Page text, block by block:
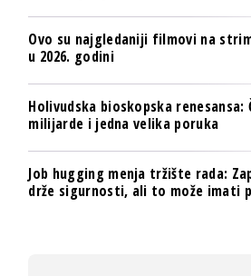
Ovo su najgledaniji filmovi na
u 2026. godini
Holivudska bioskopska
milijarde i jedna velika poruka
Job hugging menja tržište rada:
drže sigurnosti, ali to može imati